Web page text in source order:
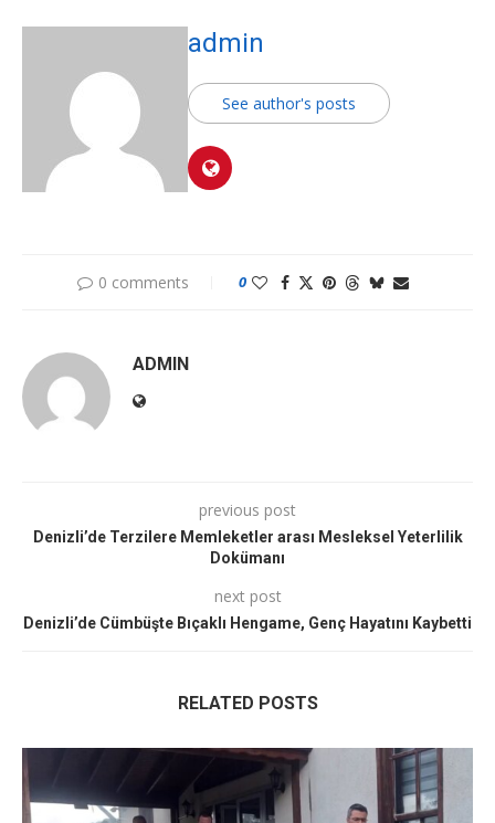
admin
See author's posts
0 comments 0
ADMIN
previous post
Denizli’de Terzilere Memleketler arası Mesleksel Yeterlilik
Dokümanı
next post
Denizli’de Cümbüşte Bıçaklı Hengame, Genç Hayatını Kaybetti
RELATED POSTS